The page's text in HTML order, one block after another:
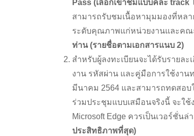
Pass (เลือกเข้าชมแบบคละ track
สามารถรับชมเนื้อหามุมมองที่หลา
ระดับคุณภาพแก่หน่วยงานและคณ
ท่าน (รายชื่อตามเอกสารแนบ 2)
สำหรับผู้ลงทะเบียนจะได้รับรายล
งาน รหัสผ่าน และคู่มือการใช้งาน
มีนาคม 2564 และสามารถทดสอบ
ร่วมประชุมแบบเสมือนจริงนี้ จะใช้
Microsoft Edge ควรเป็นเวอร์ชั่นล่
ประสิทธิภาพที่สุด)